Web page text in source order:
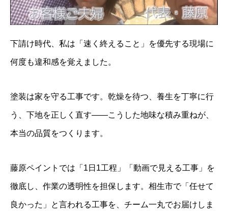
下請け時代、私は「速く終えること」を優先する現場に
何度も違和感を覚えました。
塗装は家を守る工事です。乾燥を待つ、養生を丁寧に行
う、下地を正しく直す——こうした地味な積み重ねが、
本当の品質をつくります。
藤原ペイントでは「1日1工程」「動画で見える工事」を
徹底し、作業の透明性を担保します。相生市で「任せて
良かった」と言われる工事を、チーム一丸でお届けしま